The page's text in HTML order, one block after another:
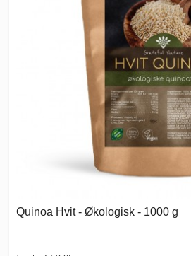
Quinoa Hvit - Økologisk - 1000 g